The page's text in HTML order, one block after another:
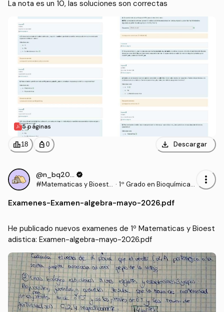
La nota es un 10, las soluciones son correctas
5 páginas
leaderboard18 personal_bag 0 download Descargar
@n_bq2006verified
#Matematicas y Bioesta · 1º Grado en Bioquímica
more_vert
Examenes-Examen-algebra-mayo-2026.pdf
He publicado nuevos examenes de 1º Matematicas y Bioest
adistica: Examen-algebra-mayo-2026.pdf